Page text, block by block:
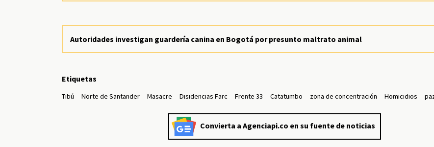
Autoridades investigan guardería canina en Bogotá por presunto maltrato animal
Etiquetas
Tibú Norte de Santander Masacre Disidencias Farc Frente 33 Catatumbo zona de concentración Homicidios
Convierta a Agenciapi.co en su fuente de noticias